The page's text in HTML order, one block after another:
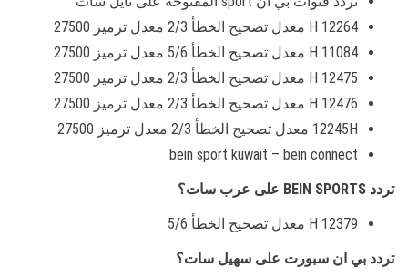
12264 H معدل تصحيح الخطأ 2/3 معدل ترميز 27500
11084 H معدل تصحيح الخطأ 5/6 معدل ترميز 27500
12475 H معدل تصحيح الخطأ 2/3 معدل ترميز 27500
12476 H معدل تصحيح الخطأ 2/3 معدل ترميز 27500
12245H معدل تصحيح الخطأ 2/3 معدل ترميز 27500
bein sport kuwait – bein connect
تردد BEIN SPORTS على عرب سات؟
12379 H معدل تصحيح الخطأ 5/6
تردد بي ان سبورت على سهيل سات؟